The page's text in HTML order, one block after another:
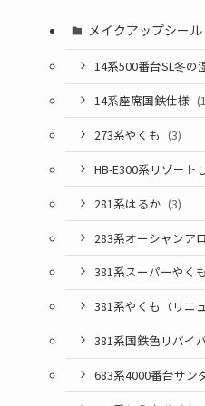
メイクアップシール
14系500番台SL冬の
14系座席国鉄仕様
273系やくも (3)
HB-E300系リゾート
281系はるか (3)
283系オーシャンア
381系スーパーやくも
381系やくも（リニ
381系国鉄色リバイ
683系4000番台サン